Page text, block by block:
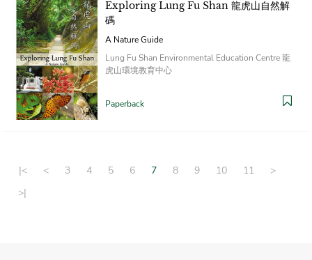
Exploring Lung Fu Shan 龍虎山自然解
碼
A Nature Guide
Lung Fu Shan Environmental Education Centre 龍
虎山環境教育中心
Paperback
|< < 3 4 5 6 7 8 9 10 11
>
>|